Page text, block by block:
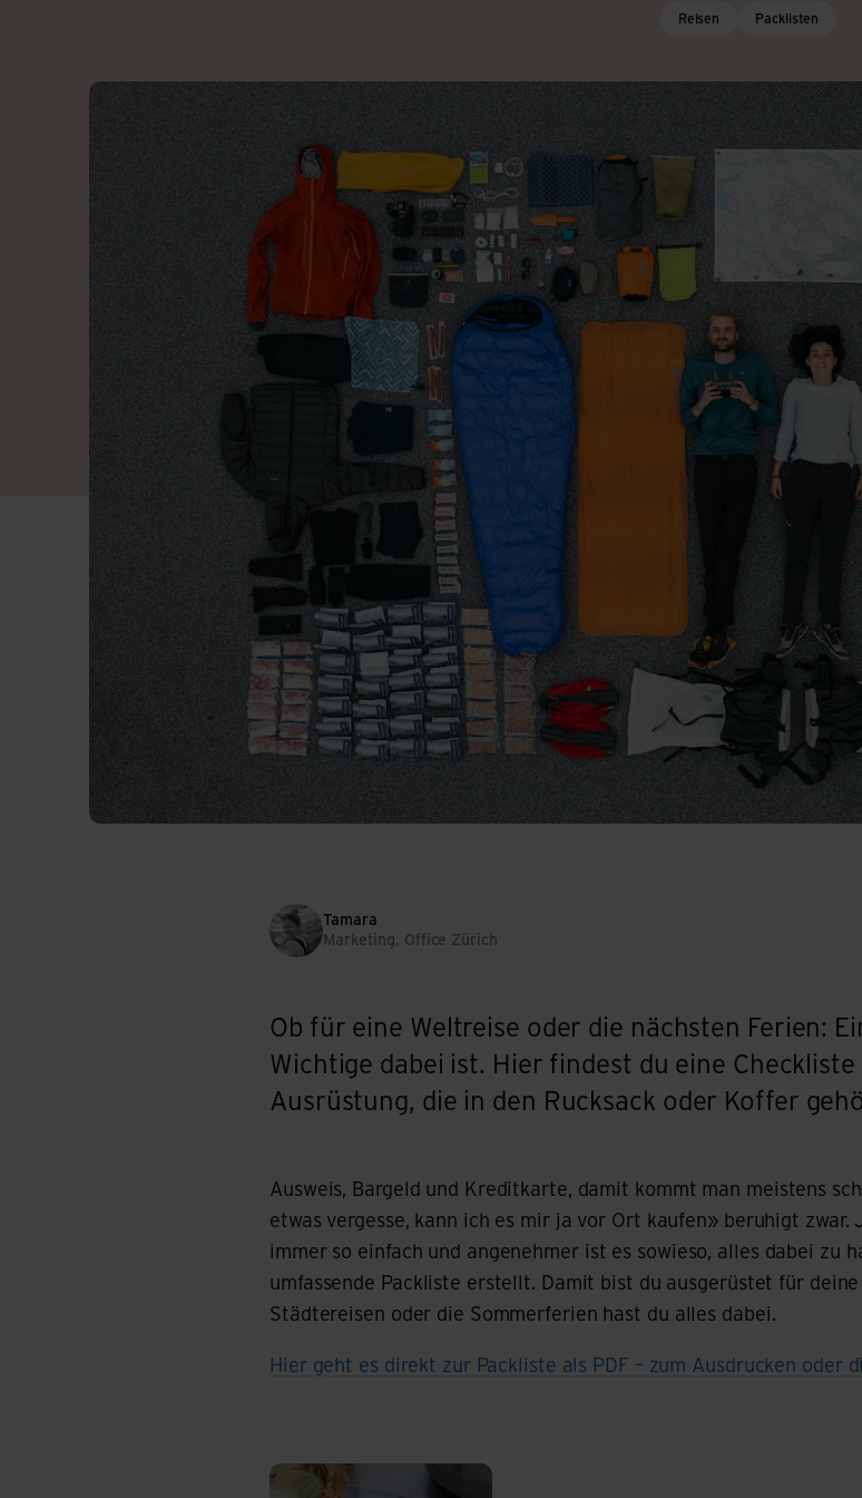
Reisen Packlisten
Tamara
​​Marketing, Office Zürich​
Ob für eine Weltreise oder die nächsten Ferien:
Wichtige dabei ist. Hier findest du eine
Ausrüstung, die in den Rucksack oder Koffer
#pdf-packliste
Ausweis, Bargeld und Kreditkarte, damit kommt man meistens
etwas vergesse, kann ich es mir ja vor Ort kaufen» beruhigt
immer so einfach und angenehmer ist es sowieso, alles dabei zu
umfassende Packliste erstellt. Damit bist du ausgerüstet für
Städtereisen oder die Sommerferien hast du alles dabei.
Hier geht es direkt zur Packliste als PDF – zum Ausdrucken oder